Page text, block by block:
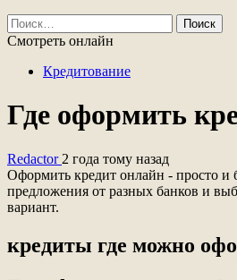
Найти:
Смотреть онлайн
Кредитование
Где оформить
Redactor 2 года тому назад
Оформить кредит онлайн - просто и
предложения от разных банков и
вариант.
кредиты где можно